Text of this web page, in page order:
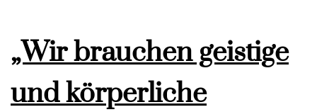
„Wir brauchen geistige
und körperliche